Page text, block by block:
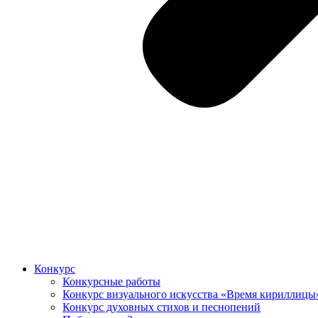
Конкурс
Конкурсные работы
Конкурс визуального искусства «Время
Конкурс духовных стихов и песнопений